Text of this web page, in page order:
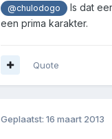
@chulodogo
Is dat
een prima karakter.
Quote
Geplaatst: 16 maart 2013